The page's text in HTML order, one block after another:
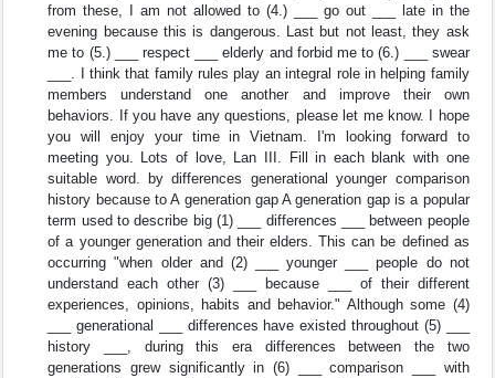
from these, I am not allowed to (4.) ___ go out ___ late in the
evening because this is dangerous. Last but not least, they ask
me to (5.) ___ respect ___ elderly and forbid me to (6.) ___ swear
___. I think that family rules play an integral role in helping family
members understand one another and improve their own
behaviors. If you have any questions, please let me know. I hope
you will enjoy your time in Vietnam. I'm looking forward to
meeting you. Lots of love, Lan III. Fill in each blank with one
suitable word. by differences generational younger comparison
history because to A generation gap A generation gap is a popular
term used to describe big (1) ___ differences ___ between people
of a younger generation and their elders. This can be defined as
occurring "when older and (2) ___ younger ___ people do not
understand each other (3) ___ because ___ of their different
experiences, opinions, habits and behavior." Although some (4)
___ generational ___ differences have existed throughout (5) ___
history ___, during this era differences between the two
generations grew significantly in (6) ___ comparison ___ with